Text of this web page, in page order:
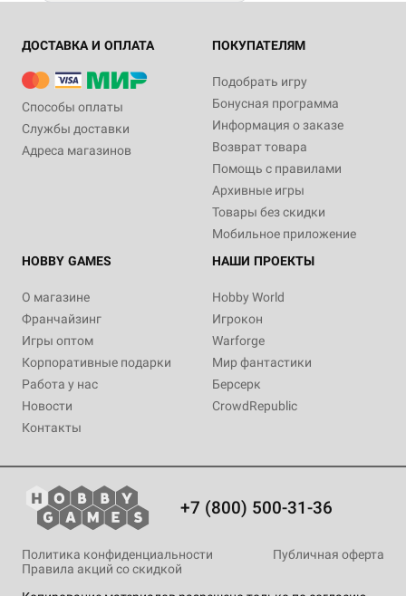
ДОСТАВКА И ОПЛАТА
Способы оплаты
Службы доставки
Адреса магазинов
ПОКУПАТЕЛЯМ
Подобрать игру
Бонусная программа
Информация о заказе
Возврат товара
Помощь с правилами
Архивные игры
Товары без скидки
Мобильное приложение
HOBBY GAMES
О магазине
Франчайзинг
Игры оптом
Корпоративные подарки
Работа у нас
Новости
Контакты
НАШИ ПРОЕКТЫ
Hobby World
Игрокон
Warforge
Мир фантастики
Берсерк
CrowdRepublic
+7 (800) 500-31-36
Политика конфиденциальности
Публичная оферта
Правила акций со скидкой